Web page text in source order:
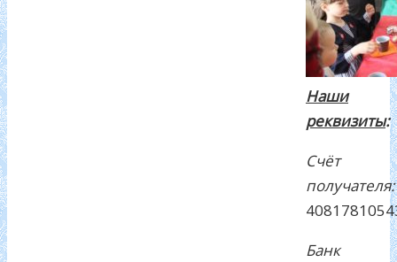
Наши
реквизиты:
Счёт
получателя:
Банк